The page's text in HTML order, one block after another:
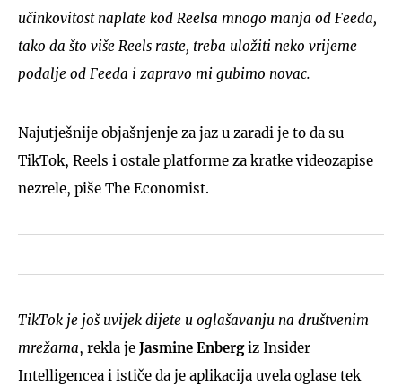
učinkovitost naplate kod Reelsa mnogo manja od Feeda,
tako da što više Reels raste, treba uložiti neko vrijeme
podalje od Feeda i zapravo mi gubimo novac.
Najutješnije objašnjenje za jaz u zaradi je to da su
TikTok, Reels i ostale platforme za kratke videozapise
nezrele, piše The Economist.
TikTok je još uvijek dijete u oglašavanju na društvenim
mrežama, rekla je Jasmine Enbergiz Insider
Intelligencea i ističe da je aplikacija uvela oglase tek